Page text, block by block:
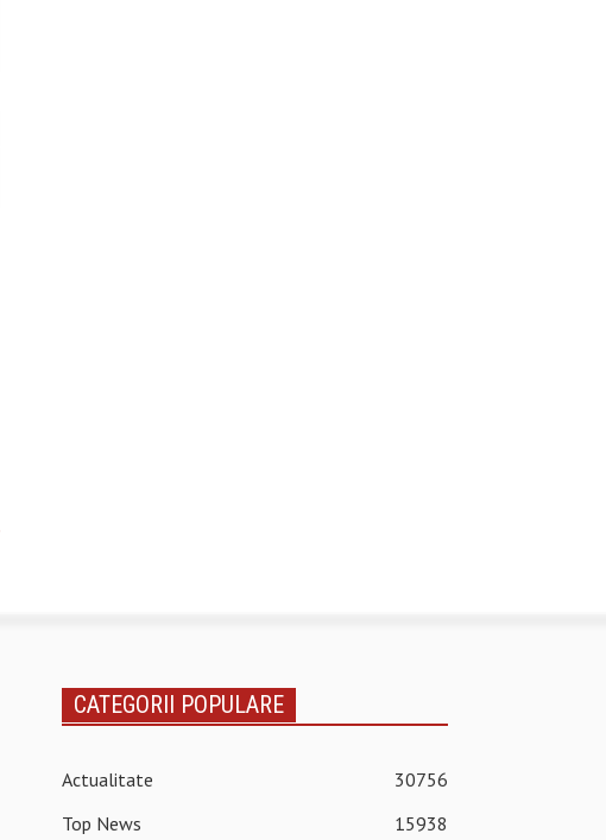
CATEGORII POPULARE
Actualitate
30756
Top News
15938